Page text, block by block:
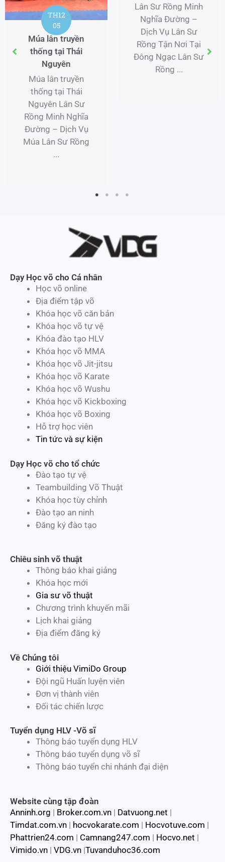
TH12
05
Múa lân truyền
thống tại Thái
Nguyên
Múa lân truyền
thống tại Thái
Nguyên Lân Sư
Rồng Minh Nghĩa
Đường – Dịch Vụ
Múa Lân Sư Rồng
...
Lân Sư Rồng Minh
Nghĩa Đường –
Dịch Vụ Lân Sư
Rồng Tận Nơi Tại
Đông Ngạc Lân Sư
Rồng ...
Dạy Học võ cho Cá nhân
Học võ online
Địa điểm tập võ
Khóa học võ căn bản
Khóa học võ tự vệ
Khóa đào tạo HLV
Khóa học võ MMA
Khóa học võ Jit-jitsu
Khóa học võ Karate
Khóa học võ Wushu
Khóa học võ Kickboxing
Khóa học võ Boxing
Hỗ trợ học viên
Tin tức và sự kiện
Dạy Học võ cho tổ chức
Đào tạo tự vệ
Teambuilding Võ Thuật
Khóa học tùy chỉnh
Đào tạo an ninh
Đăng ký đào tạo
Chiêu sinh võ thuật
Thông báo khai giảng
Khóa học mới
Gia sư võ thuật
Chương trình khuyến mãi
Lịch khai giảng
Địa điểm đăng ký
Về Chúng tôi
Giới thiệu VimiDo Group
Đội ngũ Huấn luyện viên
Đơn vị thành viên
Đối tác chiến lược
Tuyển dụng HLV -Võ sĩ
Thông báo tuyển dụng HLV
Thông báo tuyển dụng võ sĩ
Thông báo tuyển chi nhánh đại diện
Website cùng tập đoàn
Anninh.org | Broker.com.vn | Datvuong.net |
Timdat.com.vn | hocvokarate.com | Hocvotuve.com |
Phattrien24.com | Camnang247.com | Hocvo.net |
Vimido.vn | VDG.vn |Tuvanduhoc36.com